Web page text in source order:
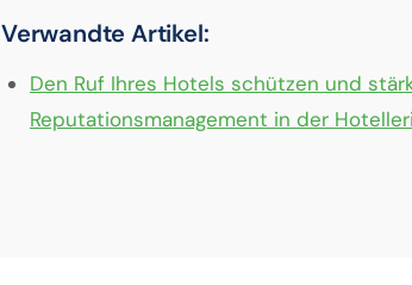
Verwandte Artikel:
Den Ruf Ihres Hotels schützen und
Reputationsmanagement in der